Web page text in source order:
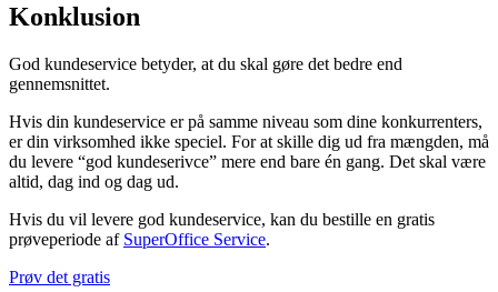
Konklusion
God kundeservice betyder, at du skal gøre det bedre end
gennemsnittet.
Hvis din kundeservice er på samme niveau som dine konkurrenters,
er din virksomhed ikke speciel. For at skille dig ud fra mængden, må
du levere “god kundeserivce” mere end bare én gang. Det skal være
altid, dag ind og dag ud.
Hvis du vil levere god kundeservice, kan du bestille en gratis
prøveperiode af SuperOffice Service.
Prøv det gratis